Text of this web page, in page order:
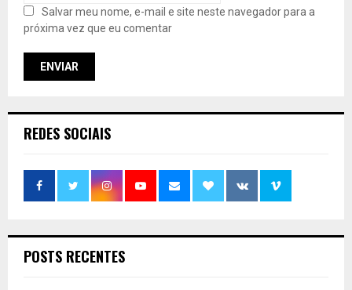
Salvar meu nome, e-mail e site neste navegador para a
próxima vez que eu comentar
REDES SOCIAIS
POSTS RECENTES